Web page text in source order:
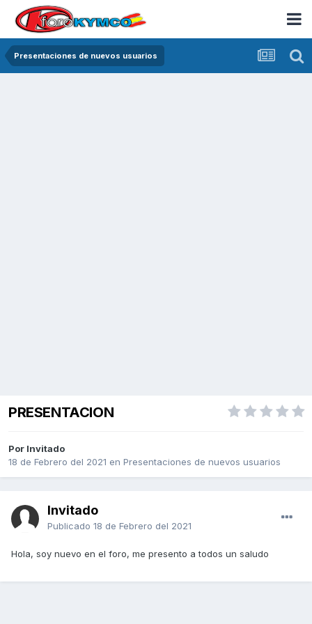
Presentaciones de nuevos usuarios
PRESENTACION
Por Invitado
18 de Febrero del 2021 en Presentaciones de nuevos usuarios
Invitado
Publicado 18 de Febrero del 2021
Hola, soy nuevo en el foro, me presento a todos un saludo